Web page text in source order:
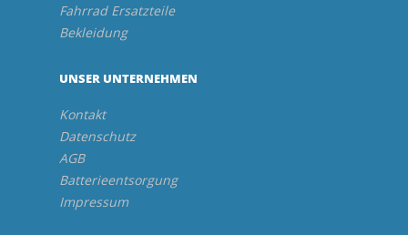
Fahrrad Ersatzteile
Bekleidung
UNSER UNTERNEHMEN
Kontakt
Datenschutz
AGB
Batterieentsorgung
Impressum